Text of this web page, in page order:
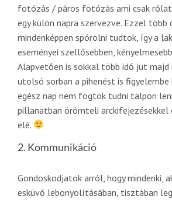
fotózás / páros fotózás ami csak
egy külön napra szervezve. Ezzel több
mindenképpen spórolni tudtok, így a
eseményei szellősebben,
Alapvetően is sokkal több idő jut majd
utolsó sorban a pihenést is figyelembe
egész nap nem fogtok tudni talpon
pillanatban örömteli
elé.
2. Kommunikáció
Gondoskodjatok arról, hogy mindenki,
esküvő lebonyolításában, tisztában